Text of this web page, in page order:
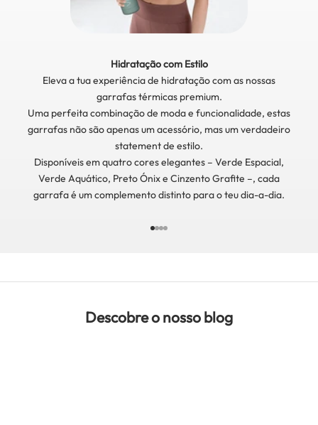
Hidratação com Estilo
Eleva a tua experiência de hidratação com as nossas
garrafas térmicas premium.
Uma perfeita combinação de moda e funcionalidade, estas
garrafas não são apenas um acessório, mas um verdadeiro
statement de estilo.
Disponíveis em quatro cores elegantes – Verde Espacial,
Verde Aquático, Preto Ónix e Cinzento Grafite –, cada
garrafa é um complemento distinto para o teu dia-a-dia.
Ir para item 1
Ir para item 2
Ir para item 3
Ir para item 4
Descobre o nosso blog